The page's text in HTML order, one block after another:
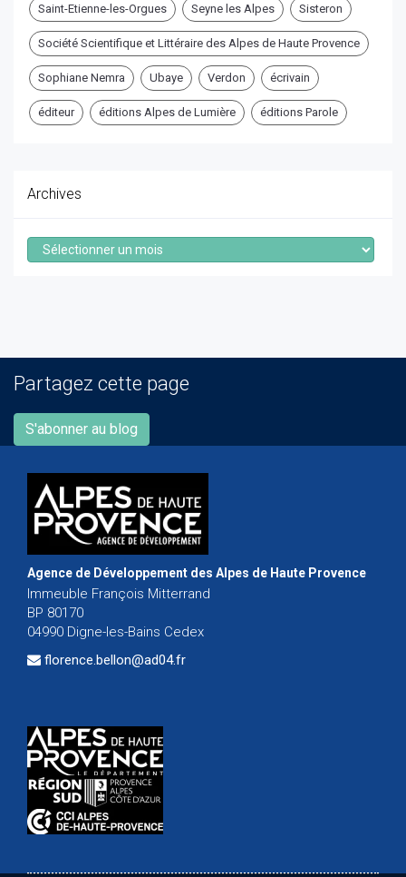
Saint-Etienne-les-Orgues Seyne les Alpes Sisteron
Société Scientifique et Littéraire des Alpes de Haute Provence
Sophiane Nemra Ubaye Verdon écrivain
éditeur éditions Alpes de Lumière éditions Parole
Archives
Archives
Partagez cette page
S'abonner au blog
Agence de Développement des Alpes de Haute Provence
Immeuble François Mitterrand
BP 80170
04990 Digne-les-Bains Cedex
florence.bellon@ad04.fr